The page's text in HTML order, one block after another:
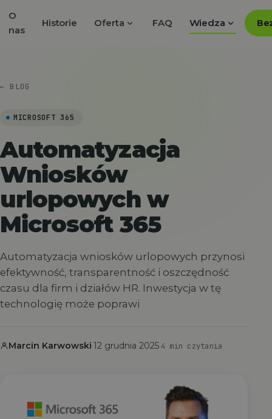
O
nas
Historie Oferta expand_more FAQ Wiedza expand_more
← BLOG
MICROSOFT 365
Automatyzacja
Wniosków
urlopowych w
Microsoft 365
Automatyzacja wniosków urlopowych przynosi
efektywność, transparentność i oszczędność
czasu dla firm i działów HR. Inwestycja w tę
technologię może poprawi
Marcin Karwowski 12 grudnia 2025 4 min czytania